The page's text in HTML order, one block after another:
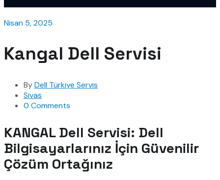
Nisan 5, 2025
Kangal Dell Servisi
ByDell Türkiye Servis
Sivas
0 Comments
KANGAL Dell Servisi: Dell
Bilgisayarlarınız İçin Güvenilir
Çözüm Ortağınız